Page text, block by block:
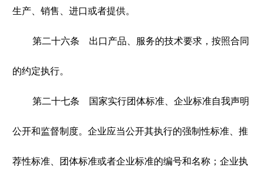
生产、销售、进口或者提供。
第二十六条 出口产品、服务的技术要求，按照合同
的约定执行。
第二十七条 国家实行团体标准、企业标准自我声明
公开和监督制度。企业应当公开其执行的强制性标准、推
荐性标准、团体标准或者企业标准的编号和名称；企业执